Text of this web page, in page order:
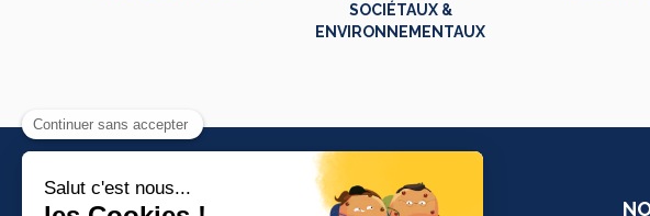
SOCIÉTAUX &
ENVIRONNEMENTAUX
PRODUITS